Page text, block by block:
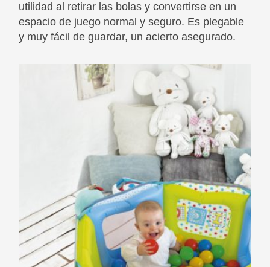
utilidad al retirar las bolas y convertirse en un
espacio de juego normal y seguro. Es plegable
y muy fácil de guardar, un acierto asegurado.